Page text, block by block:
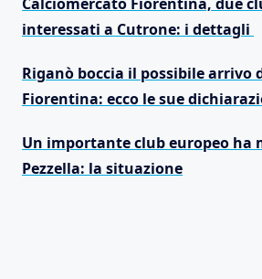
interessati a Cutrone: i dettagli
Riganò boccia il possibile arrivo
Fiorentina: ecco le sue
Un importante club europeo ha
Pezzella: la situazione